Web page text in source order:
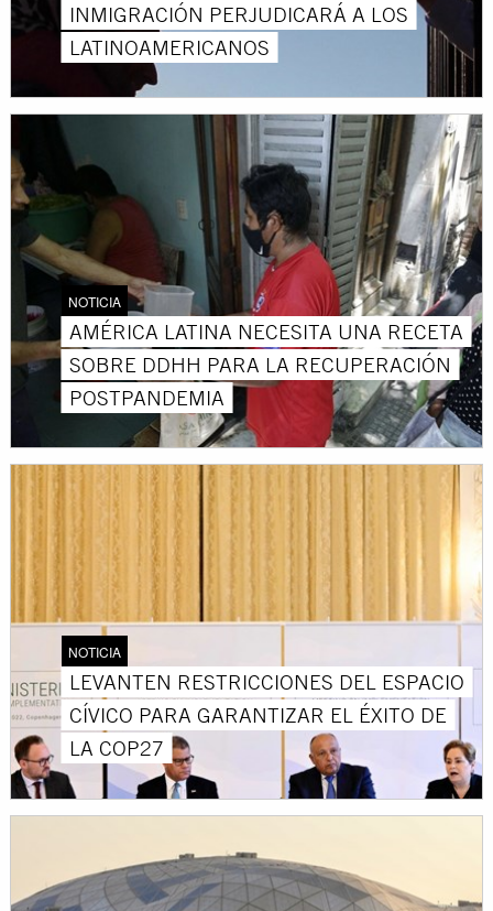
INMIGRACIÓN PERJUDICARÁ A LOS
LATINOAMERICANOS
NOTICIA
AMÉRICA LATINA NECESITA UNA RECETA
SOBRE DDHH PARA LA RECUPERACIÓN
POSTPANDEMIA
NOTICIA
LEVANTEN RESTRICCIONES DEL ESPACIO
CÍVICO PARA GARANTIZAR EL ÉXITO DE
LA COP27